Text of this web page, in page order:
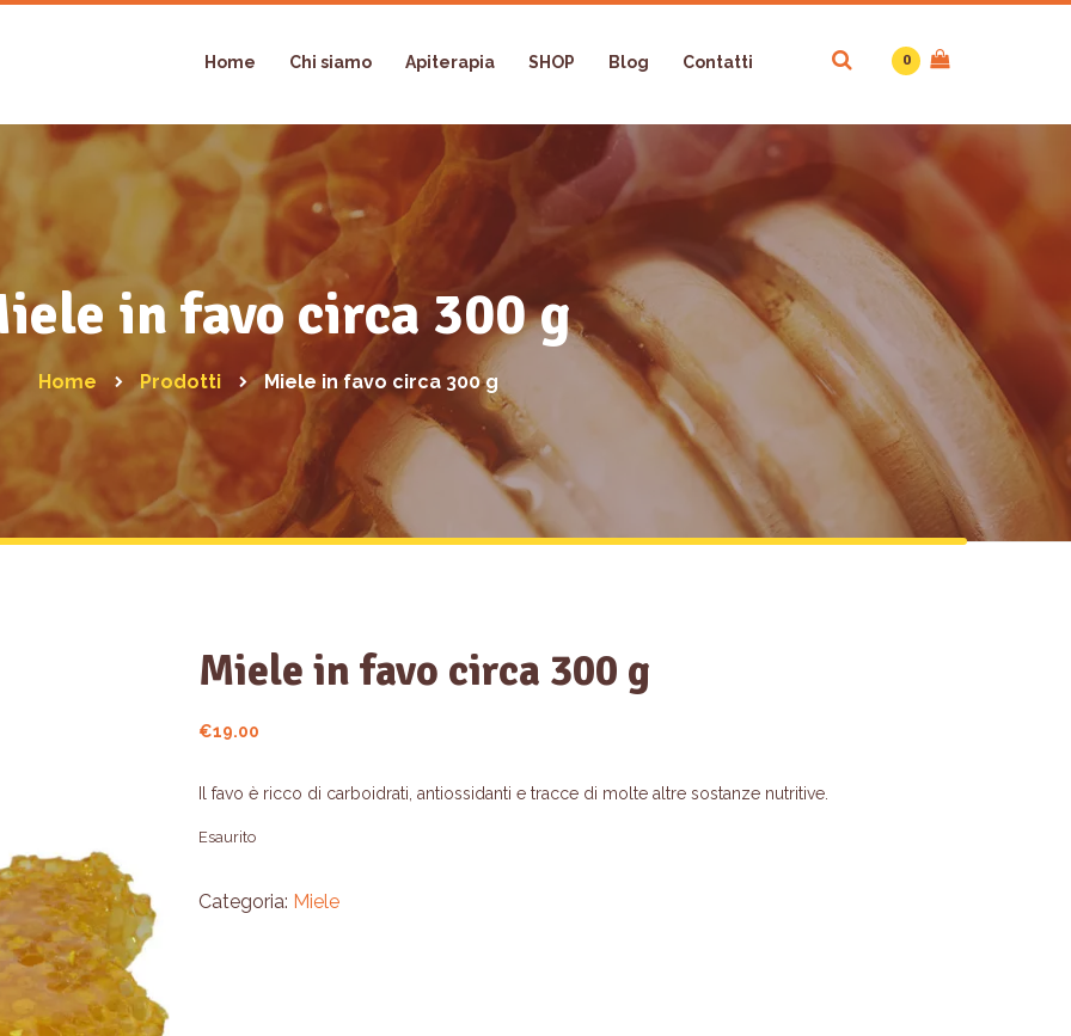
Home Chi siamo Apiterapia SHOP Blog Contatti 0
in favo circa 300 g
Home Prodotti Miele in favo circa 300 g
Miele in favo circa 300 g
€19.00
Il favo è ricco di carboidrati, antiossidanti e tracce di molte altre sostanze nutritive.
Esaurito
Categoria: Miele